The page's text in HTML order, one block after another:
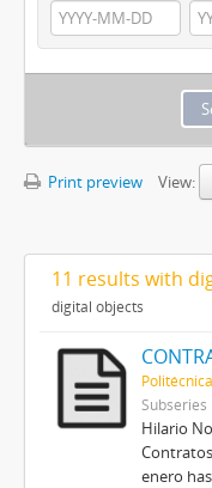
Print preview
View:
11 results with
digital objects
Subseries
Hilario
enero